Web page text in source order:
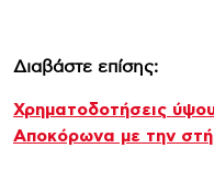
Διαβάστε επίσης:
Χρηματοδοτήσεις
Αποκόρωνα με την